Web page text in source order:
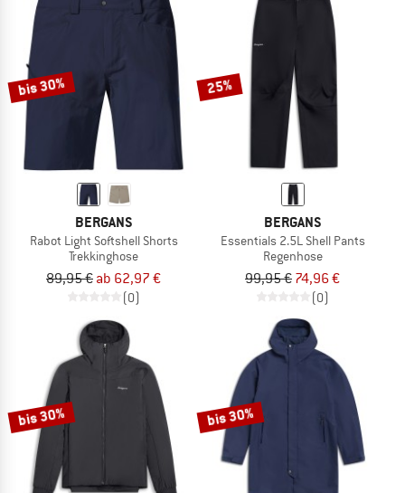
bis 30%
BERGANS
Rabot Light Softshell Shorts
Trekkinghose
89,95 € ab 62,97 €
(0)
25%
BERGANS
Essentials 2.5L Shell Pants
Regenhose
99,95 € 74,96 €
(0)
bis 30% bis 30%